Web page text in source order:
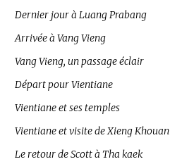
Dernier jour à Luang Prabang
Arrivée à Vang Vieng
Vang Vieng, un passage éclair
Départ pour Vientiane
Vientiane et ses temples
Vientiane et visite de Xieng Khouan
Le retour de Scott à Tha kaek